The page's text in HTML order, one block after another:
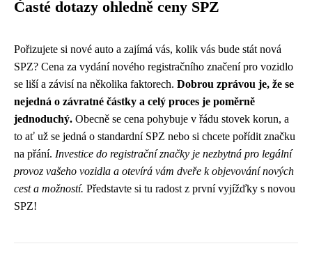
Časté dotazy ohledně ceny SPZ
Pořizujete si nové auto a zajímá vás, kolik vás bude stát nová
SPZ? Cena za vydání nového registračního značení pro vozidlo
se liší a závisí na několika faktorech. Dobrou zprávou je, že se
nejedná o závratné částky a celý proces je poměrně
jednoduchý. Obecně se cena pohybuje v řádu stovek korun, a
to ať už se jedná o standardní SPZ nebo si chcete pořídit značku
na přání. Investice do registrační značky je nezbytná pro legální
provoz vašeho vozidla a otevírá vám dveře k objevování nových
cest a možností. Představte si tu radost z první vyjížďky s novou
SPZ!